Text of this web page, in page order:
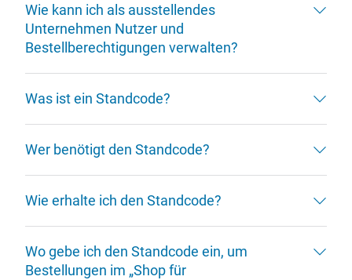
Wie kann ich als ausstellendes
Unternehmen Nutzer und
Bestellberechtigungen verwalten?
Was ist ein Standcode?
Wer benötigt den Standcode?
Wie erhalte ich den Standcode?
Wo gebe ich den Standcode ein, um
Bestellungen im „Shop für